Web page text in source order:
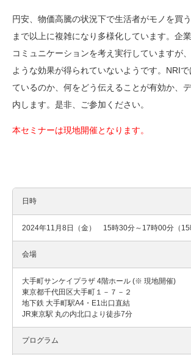
円安、物価高騰の状況下で生活者がモノを買
まで以上に複雑になり多様化しています。企
コミュニケーションを考え実行していますが
ような効果が得られていないようです。 NRIで
ているのか、何をどう伝えることが有効か、
内します。是非、ご参加ください。
本セミナーは現地開催となります。
日時
2024年11月8日（金） 15時30分～17時00分（15
会場
大手町サンケイプラザ 4階ホール (※ 現地開催)
東京都千代田区大手町１－７－２
地下鉄 大手町駅A4・E1出口直結
JR東京駅 丸の内北口より徒歩7分
プログラム